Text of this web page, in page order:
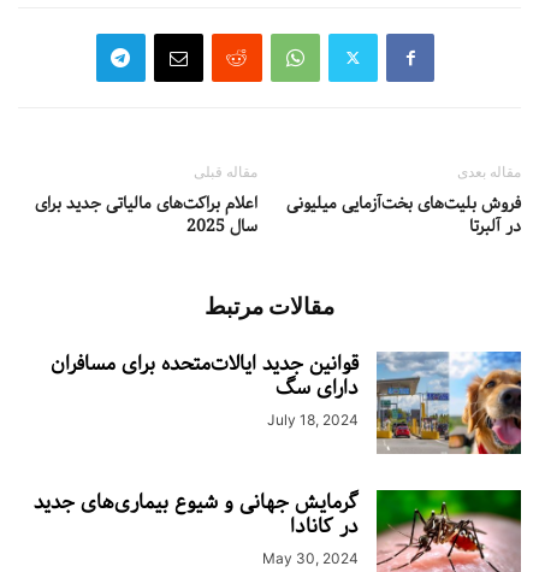
مقاله قبلی
اعلام براکت‌های مالیاتی جدید برای
سال 2025
مقاله بعدی
فروش بلیت‌های بخت‌آزمایی میلیونی
در آلبرتا
مقالات مرتبط
قوانین جدید ایالات‌متحده برای مسافران
دارای سگ
July 18, 2024
گرمایش جهانی و شیوع بیماری‌های جدید
در کانادا
May 30, 2024